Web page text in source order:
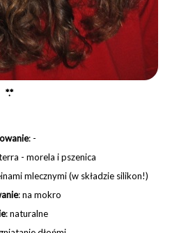
*.*
: -
- morela i pszenica
mlecznymi (w składzie silikon!)
:na mokro
:naturalne